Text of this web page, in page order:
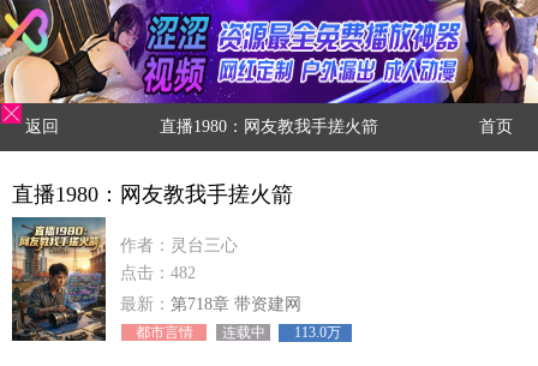
返回 直播1980：网友教我手搓火箭 首页
直播1980：网友教我手搓火箭
作者：灵台三心
点击：482
最新： 第718章 带资建网
都市言情 连载中 113.0万